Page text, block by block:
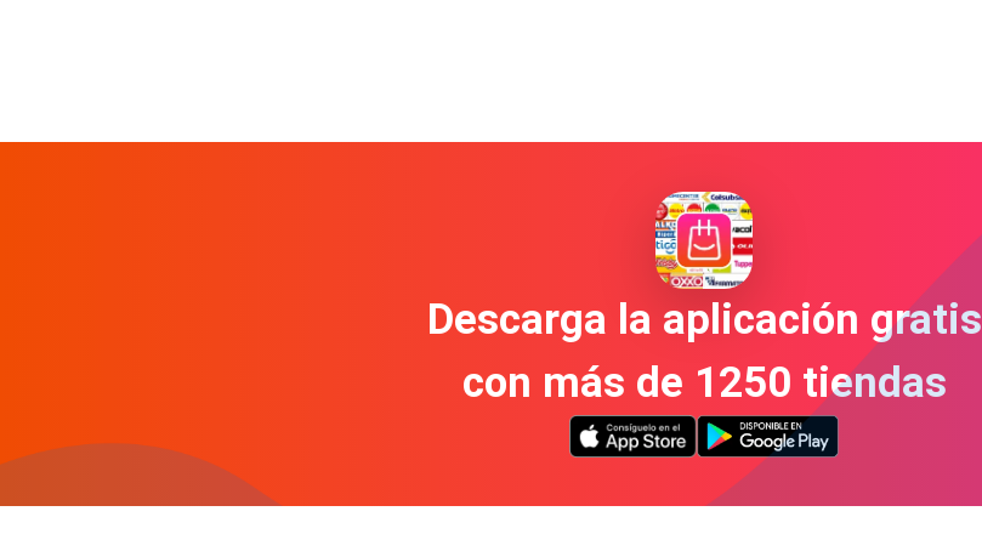
Descarga la aplicación gratis
con más de 1250 tiendas